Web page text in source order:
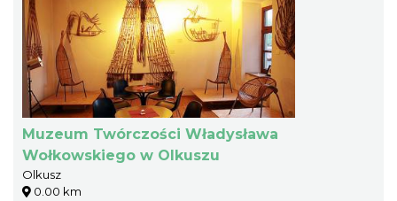
Muzeum Twórczości Władysława
Wołkowskiego w Olkuszu
Olkusz
0.00 km